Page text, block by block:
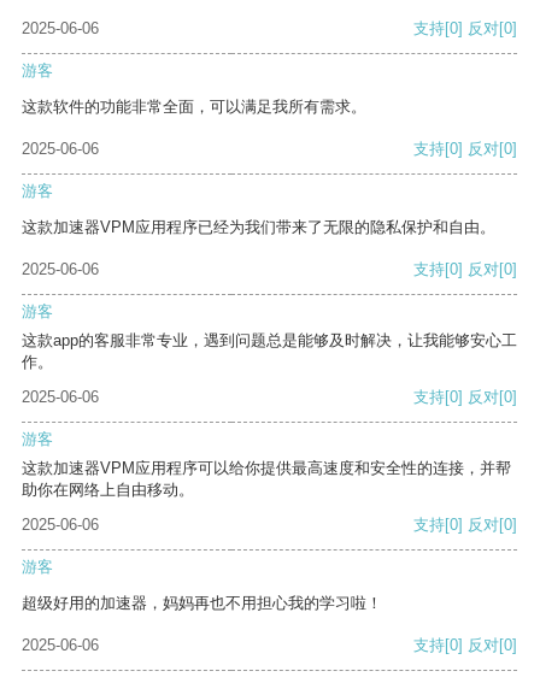
2025-06-06 支持[0] 反对[0]
游客
这款软件的功能非常全面，可以满足我所有需求。
2025-06-06 支持[0] 反对[0]
游客
这款加速器VPM应用程序已经为我们带来了无限的隐私保护和自由。
2025-06-06 支持[0] 反对[0]
游客
这款app的客服非常专业，遇到问题总是能够及时解决，让我能够安心工
作。
2025-06-06
支持[0] 反对[0]
游客
这款加速器VPM应用程序可以给你提供最高速度和安全性的连接，并帮
助你在网络上自由移动。
2025-06-06
支持[0] 反对[0]
游客
超级好用的加速器，妈妈再也不用担心我的学习啦！
2025-06-06 支持[0] 反对[0]